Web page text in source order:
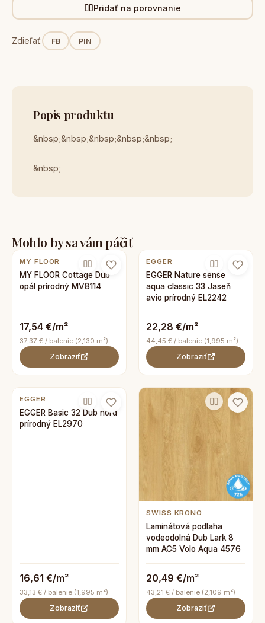
Pridať na porovnanie
Zdieľať: FB PIN
Popis produktu
&nbsp;&nbsp;&nbsp;&nbsp;&nbsp;
&nbsp;
Mohlo by sa vám páčiť
MY FLOOR
MY FLOOR Cottage Dub
opál prírodný MV8114
17,54 €/m²
37,37 € / balenie (2,130 m²)
Zobraziť
EGGER
EGGER Nature sense
aqua classic 33 Jaseň
avio prírodný EL2242
22,28 €/m²
44,45 € / balenie (1,995 m²)
Zobraziť
EGGER
EGGER Basic 32 Dub nord
prírodný EL2970
16,61 €/m²
33,13 € / balenie (1,995 m²)
Zobraziť
SWISS KRONO
Laminátová podlaha
vodeodolná Dub Lark 8
mm AC5 Volo Aqua 4576
20,49 €/m²
43,21 € / balenie (2,109 m²)
Zobraziť